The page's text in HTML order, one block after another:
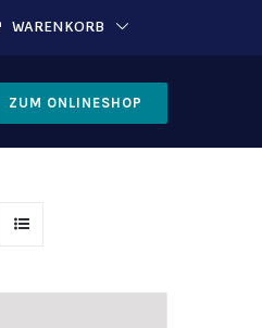
WARENKORB
ZUM ONLINESHOP